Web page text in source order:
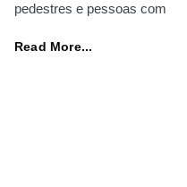
pedestres e pessoas com
Read More...